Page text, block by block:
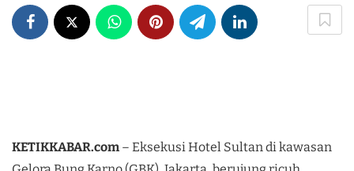
KETIKKABAR.com – Eksekusi Hotel Sultan di kawasan